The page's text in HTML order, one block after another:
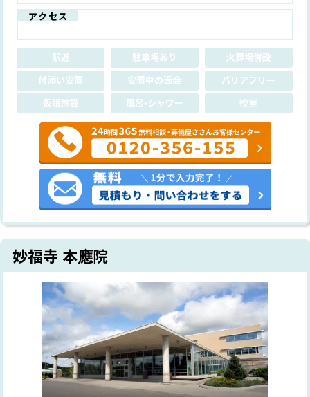
アクセス
駅近 駐車場あり
火葬場併設
付添い安置
安置中の面会
バリアフリー
仮眠施設
風呂•シャワー 控室
妙福寺 本應院